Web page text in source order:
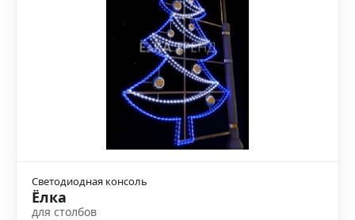
Светодиодная консоль
Ёлка
для столбов